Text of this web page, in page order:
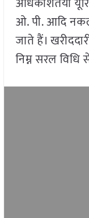
ओ. पी. आदि
जाते हैं।
निम्न सरल